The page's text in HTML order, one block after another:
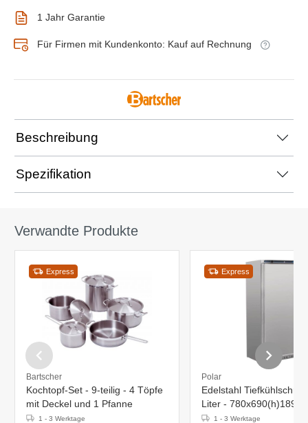
1 Jahr Garantie
Für Firmen mit Kundenkonto: Kauf auf Rechnung
Beschreibung
Spezifikation
Verwandte Produkte
Express
Bartscher
Kochtopf-Set - 9-teilig - 4 Töpfe
mit Deckel und 1 Pfanne
1 - 3 Werktage
Express
Polar
Edelstahl
Liter -
1 - 3 Werktage